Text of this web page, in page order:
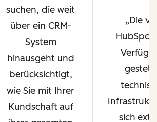
suchen, die weit
über ein CRM-
System
hinausgeht und
berücksichtigt,
wie Sie mit Ihrer
Kundschaft auf
Die
HubSpot
sich